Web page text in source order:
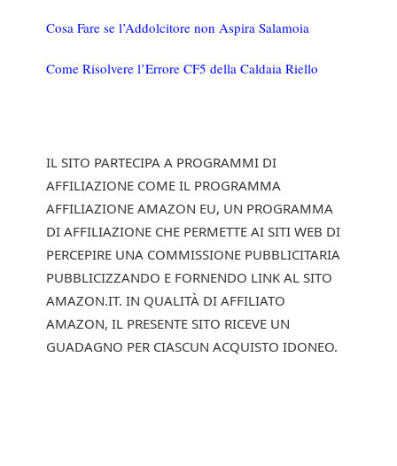
Cosa Fare se l’Addolcitore non Aspira Salamoia
Come Risolvere l’Errore CF5 della Caldaia Riello
IL SITO PARTECIPA A PROGRAMMI DI
AFFILIAZIONE COME IL PROGRAMMA
AFFILIAZIONE AMAZON EU, UN PROGRAMMA
DI AFFILIAZIONE CHE PERMETTE AI SITI WEB DI
PERCEPIRE UNA COMMISSIONE PUBBLICITARIA
PUBBLICIZZANDO E FORNENDO LINK AL SITO
AMAZON.IT. IN QUALITÀ DI AFFILIATO
AMAZON, IL PRESENTE SITO RICEVE UN
GUADAGNO PER CIASCUN ACQUISTO IDONEO.